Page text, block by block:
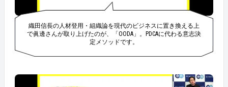
織田信長の人材登用・組織論を現代のビジネスに置き換える上
で眞邊さんが取り上げたのが、「OODA」。PDCAに代わる意志決
定メソッドです。